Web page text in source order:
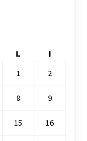
L
I
1
2
8 9
15 16